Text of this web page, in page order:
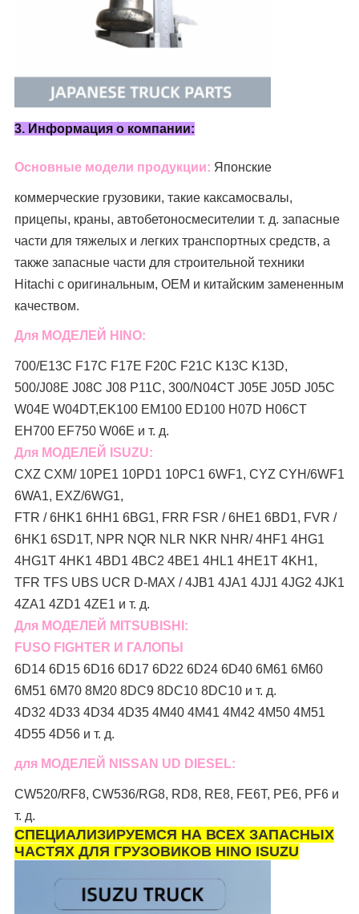
3. Информация о компании:
Основные модели продукции: Японские
коммерческие грузовики, такие каксамосвалы,
прицепы, краны, автобетоносмесителии т. д. запасные
части для тяжелых и легких транспортных средств, а
также запасные части для строительной техники
Hitachi с оригинальным, OEM и китайским замененным
качеством.
Для МОДЕЛЕЙ HINO:
700/E13C F17C F17E F20C F21C K13C K13D,
500/J08E J08C J08 P11C, 300/N04CT J05E J05D J05C
W04E W04DT,EK100 EM100 ED100 H07D H06CT
EH700 EF750 W06E и т. д.
Для МОДЕЛЕЙ ISUZU:
CXZ CXM/ 10PE1 10PD1 10PC1 6WF1, CYZ CYH/6WF1
6WA1, EXZ/6WG1,
FTR / 6HK1 6HH1 6BG1, FRR FSR / 6HE1 6BD1, FVR /
6HK1 6SD1T, NPR NQR NLR NKR NHR/ 4HF1 4HG1
4HG1T 4HK1 4BD1 4BC2 4BE1 4HL1 4HE1T 4KH1,
TFR TFS UBS UCR D-MAX / 4JB1 4JA1 4JJ1 4JG2 4JK1
4ZA1 4ZD1 4ZE1 и т. д.
Для МОДЕЛЕЙ MITSUBISHI:
FUSO FIGHTER И ГАЛОПЫ
6D14 6D15 6D16 6D17 6D22 6D24 6D40 6M61 6M60
6M51 6M70 8M20 8DC9 8DC10 8DC10 и т. д.
4D32 4D33 4D34 4D35 4M40 4M41 4M42 4M50 4M51
4D55 4D56 и т. д.
для МОДЕЛЕЙ NISSAN UD DIESEL:
CW520/RF8, CW536/RG8, RD8, RE8, FE6T, PE6, PF6 и
т. д.
СПЕЦИАЛИЗИРУЕМСЯ НА ВСЕХ ЗАПАСНЫХ
ЧАСТЯХ ДЛЯ ГРУЗОВИКОВ HINO ISUZU